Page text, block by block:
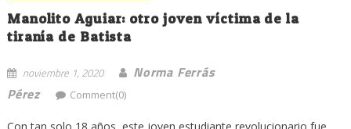
Manolito Aguiar: otro joven víctima de la
tiranía de Batista
noviembre 1, 2020
Norma Ferrás
Pérez
Comment(0)